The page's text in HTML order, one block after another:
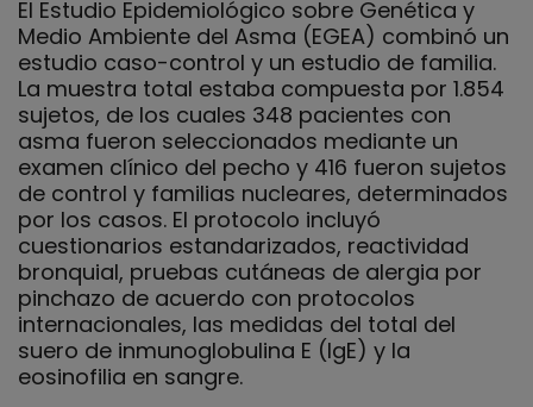
El Estudio Epidemiológico sobre Genética y
Medio Ambiente del Asma (EGEA) combinó un
estudio caso-control y un estudio de familia.
La muestra total estaba compuesta por 1.854
sujetos, de los cuales 348 pacientes con
asma fueron seleccionados mediante un
examen clínico del pecho y 416 fueron sujetos
de control y familias nucleares, determinados
por los casos. El protocolo incluyó
cuestionarios estandarizados, reactividad
bronquial, pruebas cutáneas de alergia por
pinchazo de acuerdo con protocolos
internacionales, las medidas del total del
suero de inmunoglobulina E (IgE) y la
eosinofilia en sangre.